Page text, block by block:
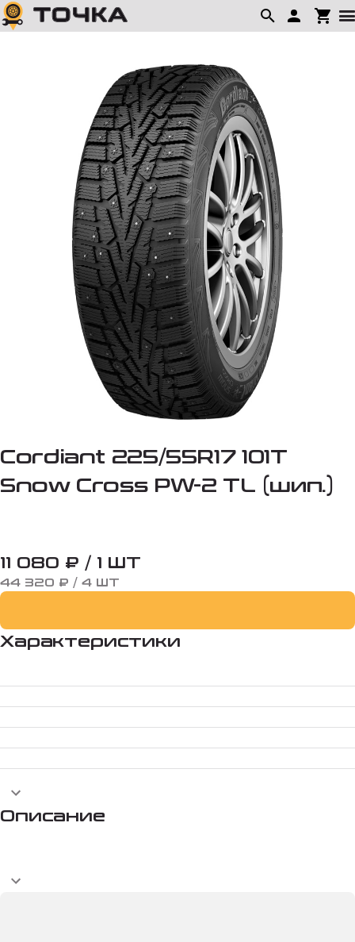
Cordiant 225/55R17 101T
Snow Cross PW-2 TL (шип.)
11 080 ₽ / 1 ШТ
44 320 ₽ / 4 ШТ
Характеристики
Описание